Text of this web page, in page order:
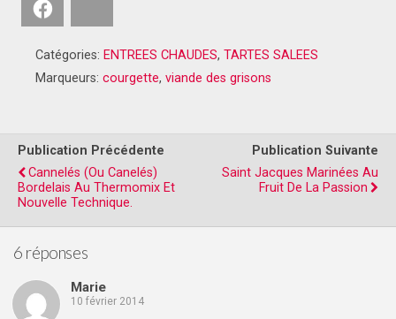
Catégories: ENTREES CHAUDES, TARTES SALEES
Marqueurs: courgette, viande des grisons
Publication Précédente
Cannelés (ou Canelés)
Bordelais Au Thermomix Et
Nouvelle Technique.
Publication Suivante
Saint Jacques Marinées Au
Fruit De La Passion
6 réponses
Marie
10 février 2014